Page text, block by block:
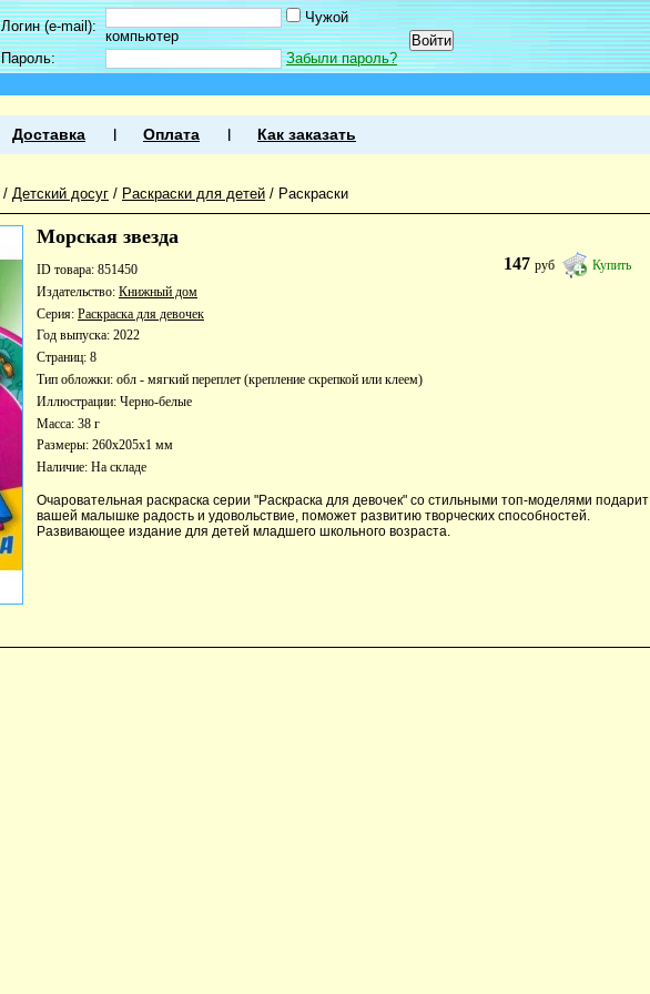
Логин (e-mail):
Чужой
компьютер
Пароль:
Забыли пароль?
Доставка Оплата Как заказать
/ Детский досуг / Раскраски для детей / Раскраски
Морская звезда
147руб Купить
ID товара: 851450
Издательство: Книжный дом
Серия: Раскраска для девочек
Год выпуска: 2022
Страниц: 8
Тип обложки: обл - мягкий переплет (крепление скрепкой или клеем)
Иллюстрации: Черно-белые
Масса: 38 г
Размеры: 260x205x1 мм
Наличие: На складе
Очаровательная раскраска серии "Раскраска для девочек" со стильными топ-моделями подарит
вашей малышке радость и удовольствие, поможет развитию творческих способностей.
Развивающее издание для детей младшего школьного возраста.